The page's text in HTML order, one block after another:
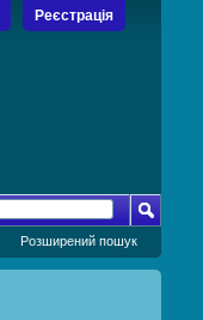
Реєстрація
Розширений пошук